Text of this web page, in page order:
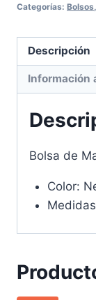
cantidad
Categorías: Bolsos
Descripción
Información
Bolsa de
Color: